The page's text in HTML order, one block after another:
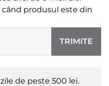
produsul este din
TRIMITE
de peste 500 lei.